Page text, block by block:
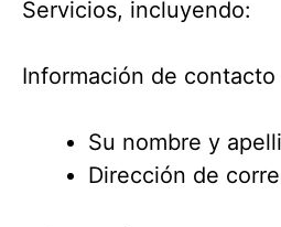
Servicios, incluyendo:
Información de contacto
Su nombre y
Dirección de